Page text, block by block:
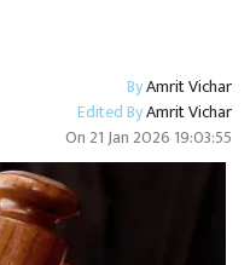
ByAmrit Vichar
Edited ByAmrit Vichar
On 21 Jan 2026 19:03:55